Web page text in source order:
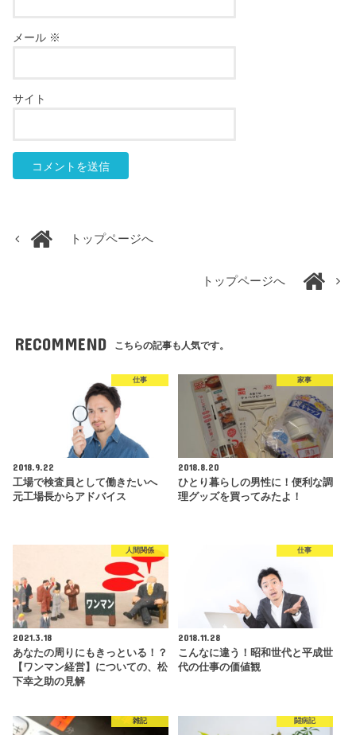
メール ※
サイト
トップページへ
トップページへ
RECOMMEND こちらの記事も人気です。
仕事
2018.9.22
工場で検査員として働きたいへ
元工場長からアドバイス
家事
2018.8.20
ひとり暮らしの男性に！便利な調
理グッズを買ってみたよ！
人間関係
2021.3.18
あなたの周りにもきっといる！？
【ワンマン経営】についての、松
下幸之助の見解
仕事
2018.11.28
こんなに違う！昭和世代と平成世
代の仕事の価値観
雑記 闘病記